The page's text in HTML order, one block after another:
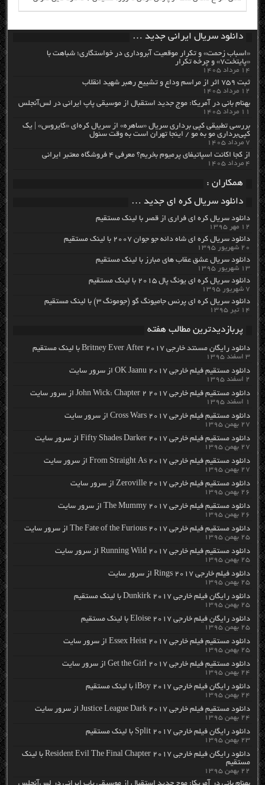
دانلود سریال ایرانی جدید …
«اسباب زحمت» و تکرار موقعیت آبروداری در خواستگاری؛ شباهت با
«پایتخت۷» و چرخه تکرار
۱۴ مرداد ۱۴۰۵
ثبت ۷۵۹ اثر از مراسم وداع و تشییع رهبر شهید انقلاب
۱۲ مرداد ۱۴۰۵
بهنام بانی در آمریکا: موج جدید استقبال از موسیقی پاپ ایرانی در لس‌آنجلس
۱۱ مرداد ۱۴۰۵
بررسی تطبیقی کپی برداری سریال «ساهره» از سریال کره‌ای «کایروس» | یک
کپی‌برداری مو به مو / اینجا تهران است به وقت سئول
۷ مرداد ۱۴۰۵
از کجا اکانت اسپاتیفای پرمیوم بخریم؟ معرفی ۴ فروشگاه معتبر ایرانی
۴ مرداد ۱۴۰۵
همکاران :
دانلود سریال کره ای جدید …
دانلود سریال کره ای فراری از قصر با لینک مستقیم
۱۲ مهر ۱۳۹۵
دانلود سریال کره ای شاه دائه جو جوان ۲۰۰۷ با لینک مستقیم
۲۰ شهریور ۱۳۹۵
دانلود سریال عشق عقاب های مبارز با لینک مستقیم
۱۳ شهریور ۱۳۹۵
دانلود سریال کره ای یونگ پال ۲۰۱۵ با لینک مستقیم
۷ شهریور ۱۳۹۵
دانلود سریال کره ای پرنس جامیونگ گو (جومونگ ۳) با لینک مستقیم
۱۴ تیر ۱۳۹۵
پربازدیدترین مطالب هفته
دانلود رایگان مسنتد خارجی Britney Ever After 2017 با لینک مستقیم
۳ اسفند ۱۳۹۵
دانلود مستقیم فیلم خارجی OK Jaanu 2017 از سرور سایت
۲ اسفند ۱۳۹۵
دانلود مستقیم فیلم خارجی John Wick: Chapter 2 2017 از سرور سایت
۱ اسفند ۱۳۹۵
دانلود مستقیم فیلم خارجی Cross Wars 2017 از سرور سایت
۲۷ بهمن ۱۳۹۵
دانلود مستقیم فیلم خارجی Fifty Shades Darker 2017 از سرور سایت
۲۷ بهمن ۱۳۹۵
دانلود مستقیم فیلم خارجی From Straight As 2017 از سرور سایت
۲۷ بهمن ۱۳۹۵
دانلود مستقیم فیلم خارجی Zeroville 2017 از سرور سایت
۲۶ بهمن ۱۳۹۵
دانلود مستقیم فیلم خارجی The Mummy 2017 از سرور سایت
۲۶ بهمن ۱۳۹۵
دانلود مستقیم فیلم خارجی The Fate of the Furious 2017 از سرور سایت
۲۵ بهمن ۱۳۹۵
دانلود مستقیم فیلم خارجی Running Wild 2017 از سرور سایت
۲۵ بهمن ۱۳۹۵
دانلود فیلم خارجی Rings 2017 از سرور سایت
۲۵ بهمن ۱۳۹۵
دانلود رایگان فیلم خارجی Dunkirk 2017 با لینک مستقیم
۲۵ بهمن ۱۳۹۵
دانلود رایگان فیلم خارجی Eloise 2017 با لینک مستقیم
۲۵ بهمن ۱۳۹۵
دانلود مستقیم فیلم خارجی Essex Heist 2017 از سرور سایت
۲۵ بهمن ۱۳۹۵
دانلود مستقیم فیلم خارجی Get the Girl 2017 از سرور سایت
۲۴ بهمن ۱۳۹۵
دانلود رایگان فیلم خارجی iBoy 2017 با لینک مستقیم
۲۴ بهمن ۱۳۹۵
دانلود مستقیم فیلم خارجی Justice League Dark 2017 از سرور سایت
۲۴ بهمن ۱۳۹۵
دانلود رایگان فیلم خارجی Split 2017 با لینک مستقیم
۲۳ بهمن ۱۳۹۵
دانلود رایگان فیلم خارجی Resident Evil The Final Chapter 2017 با لینک
مستقیم
۲۲ بهمن ۱۳۹۵